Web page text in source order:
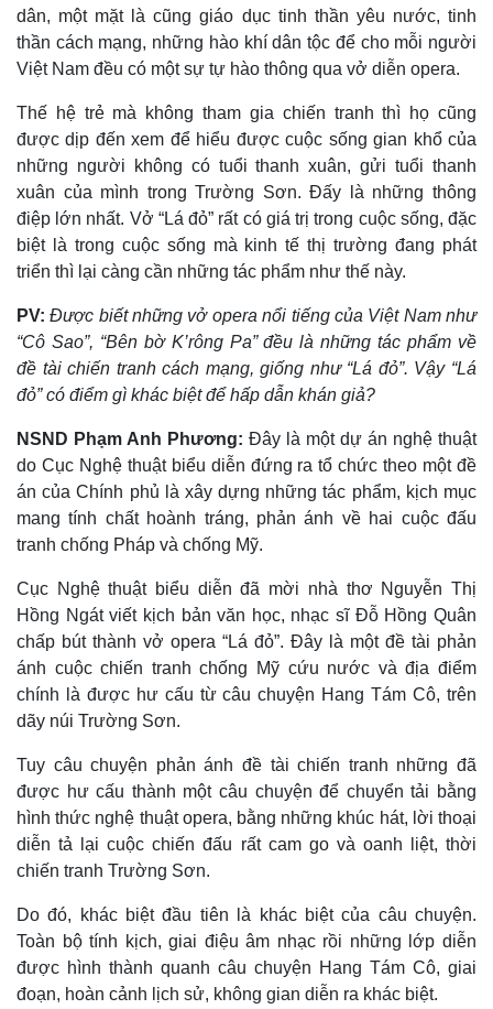
Thế giới
Quan sát
Hồ sơ
Multimedia
Video
E-Magazine
Infographic
dân, một mặt là cũng giáo dục tinh thần yêu nước, tinh
thần cách mạng, những hào khí dân tộc để cho mỗi người
Việt Nam đều có một sự tự hào thông qua vở diễn opera.
Thế hệ trẻ mà không tham gia chiến tranh thì họ cũng
được dịp đến xem để hiểu được cuộc sống gian khổ của
những người không có tuổi thanh xuân, gửi tuổi thanh
xuân của mình trong Trường Sơn. Đấy là những thông
điệp lớn nhất. Vở “Lá đỏ” rất có giá trị trong cuộc sống, đặc
biệt là trong cuộc sống mà kinh tế thị trường đang phát
triển thì lại càng cần những tác phẩm như thế này.
PV:Được biết những vở opera nổi tiếng của Việt Nam như
“Cô Sao”, “Bên bờ K’rông Pa” đều là những tác phẩm về
đề tài chiến tranh cách mạng, giống như “Lá đỏ”. Vậy “Lá
đỏ” có điểm gì khác biệt để hấp dẫn khán giả?
NSND Phạm Anh Phương: Đây là một dự án nghệ thuật
do Cục Nghệ thuật biểu diễn đứng ra tổ chức theo một đề
án của Chính phủ là xây dựng những tác phẩm, kịch mục
mang tính chất hoành tráng, phản ánh về hai cuộc đấu
tranh chống Pháp và chống Mỹ.
Cục Nghệ thuật biểu diễn đã mời nhà thơ Nguyễn Thị
Hồng Ngát viết kịch bản văn học, nhạc sĩ Đỗ Hồng Quân
chấp bút thành vở opera “Lá đỏ”. Đây là một đề tài phản
ánh cuộc chiến tranh chống Mỹ cứu nước và địa điểm
chính là được hư cấu từ câu chuyện Hang Tám Cô, trên
dãy núi Trường Sơn.
Tuy câu chuyện phản ánh đề tài chiến tranh những đã
được hư cấu thành một câu chuyện để chuyển tải bằng
hình thức nghệ thuật opera, bằng những khúc hát, lời thoại
diễn tả lại cuộc chiến đấu rất cam go và oanh liệt, thời
chiến tranh Trường Sơn.
Do đó, khác biệt đầu tiên là khác biệt của câu chuyện.
Toàn bộ tính kịch, giai điệu âm nhạc rồi những lớp diễn
được hình thành quanh câu chuyện Hang Tám Cô, giai
đoạn, hoàn cảnh lịch sử, không gian diễn ra khác biệt.